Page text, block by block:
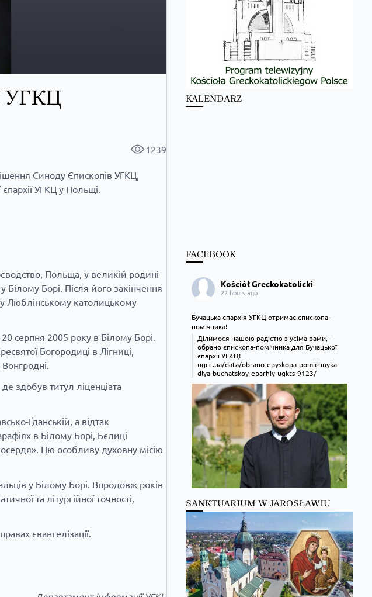
УГКЦ
1239
Синоду Єпископів УГКЦ,
УГКЦ у Польщі.
Польща, у великій родині
Білому Борі. Після його закінчення
у Люблінському католицькому
серпня 2005 року в Білому Борі.
Богородиці в Лігниці,
здобув титул ліценціата
Ґданській, а відтак
в Білому Борі, Бєлиці
Цю особливу духовну місію
у Білому Борі. Впродовж років
та літургійної точності,
євангелізації.
KALENDARZ
FACEBOOK
Kościół Greckokatolicki
22 hours ago
Бучацька єпархія УГКЦ отримає єпископа-
помічника!
Ділимося нашою радістю з усіма вами, -
обрано єпископа-помічника для Бучацької
єпархії УГКЦ!
ugcc.ua/data/obrano-epyskopa-pomichnyka-
dlya-buchatskoy-eparhiy-ugkts-9123/
Zobacz na Facebooku · Udostępnij
Kościół GreckokatolickiKościół
Greckokatolicki zmienił(a) swój
status.
22 hours ago
SANKTUARIUM W JAROSŁAWIU